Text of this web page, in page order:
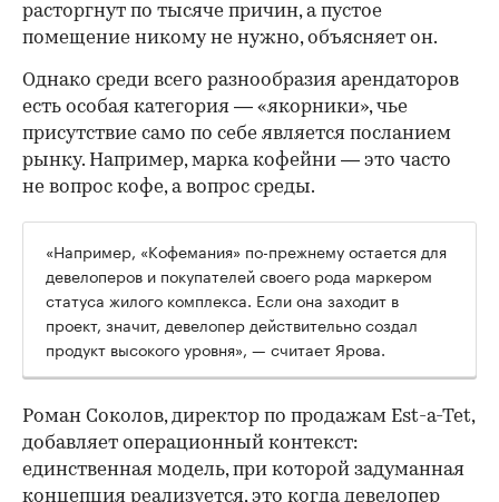
расторгнут по тысяче причин, а пустое
помещение никому не нужно, объясняет он.
Однако среди всего разнообразия арендаторов
есть особая категория — «якорники», чье
присутствие само по себе является посланием
рынку. Например, марка кофейни — это часто
не вопрос кофе, а вопрос среды.
«Например, «Кофемания» по-прежнему остается для
девелоперов и покупателей своего рода маркером
статуса жилого комплекса. Если она заходит в
проект, значит, девелопер действительно создал
продукт высокого уровня», — считает Ярова.
Роман Соколов, директор по продажам Est-a-Tet,
добавляет операционный контекст:
единственная модель, при которой задуманная
концепция реализуется, это когда девелопер